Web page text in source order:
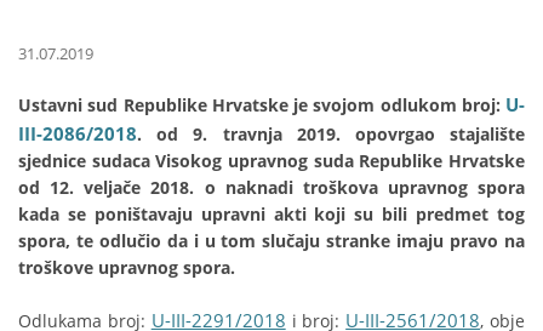
31.07.2019
Ustavni sud Republike Hrvatske je svojom odlukom broj: U-
III-2086/2018. od 9. travnja 2019. opovrgao stajalište
sjednice sudaca Visokog upravnog suda Republike Hrvatske
od 12. veljače 2018. o naknadi troškova upravnog spora
kada se poništavaju upravni akti koji su bili predmet tog
spora, te odlučio da i u tom slučaju stranke imaju pravo na
troškove upravnog spora.
Odlukama broj: U-III-2291/2018 i broj: U-III-2561/2018, obje